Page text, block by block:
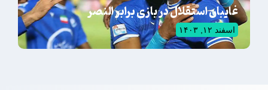
غایبان استقلال در بازی برابر النصر
اسفند ۱۲, ۱۴۰۳